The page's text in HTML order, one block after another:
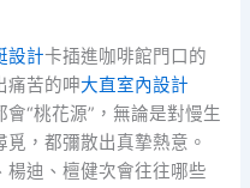
設計卡插進咖啡館門口的
痛苦的呻大直室內設計
“桃花源”，無論是對慢生
，都彌散出真摯熱意。
迪、檀健次會往往哪些